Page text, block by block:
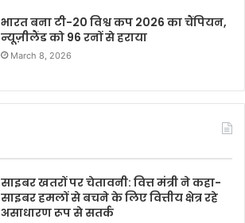
भारत बना टी-20 विश्व कप 2026 का चैंपियन,
न्यूज़ीलैंड को 96 रनों से हराया
March 8, 2026
साइबर खतरों पर चेतावनी: वित्त मंत्री ने कहा-
साइबर हमलों से बचने के लिए वित्तीय क्षेत्र रहे
असाधारण रूप से सतर्क